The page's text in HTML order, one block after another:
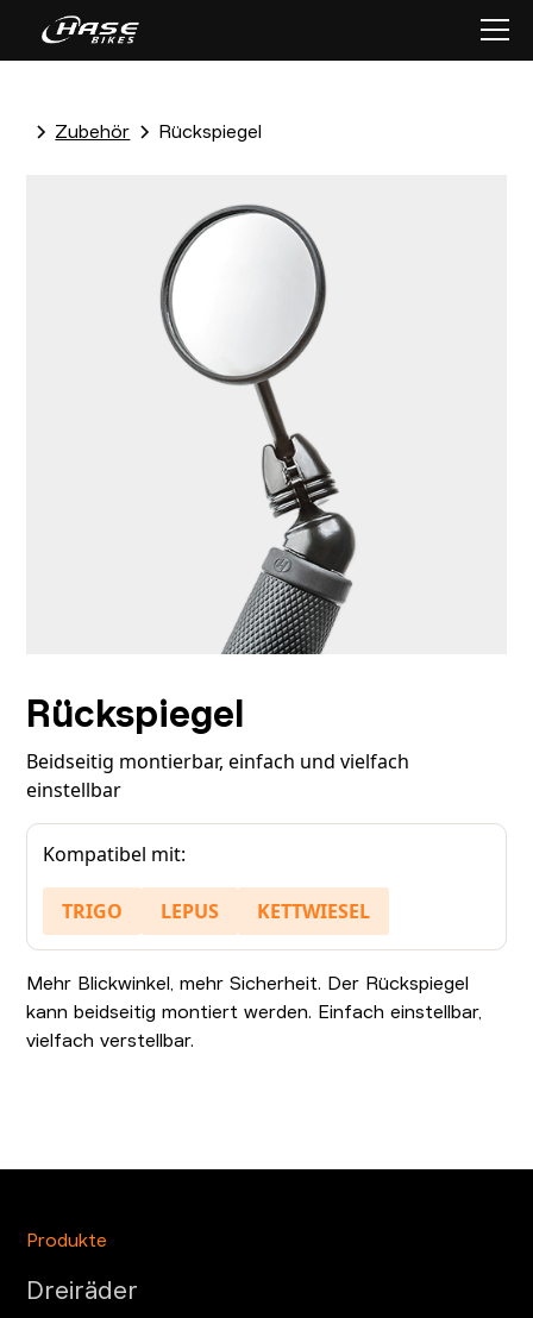
Zubehör Rückspiegel
Rückspiegel
Beidseitig montierbar, einfach und vielfach
einstellbar
Kompatibel mit:
TRIGO LEPUS KETTWIESEL
Mehr Blickwinkel, mehr Sicherheit. Der Rückspiegel
kann beidseitig montiert werden. Einfach einstellbar,
vielfach verstellbar.
Produkte
Dreiräder